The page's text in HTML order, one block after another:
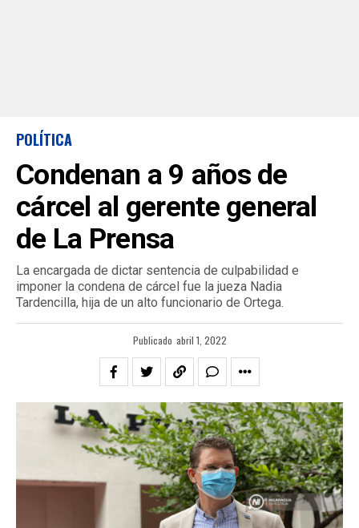
POLÍTICA
Condenan a 9 años de
cárcel al gerente general
de La Prensa
La encargada de dictar sentencia de culpabilidad e
imponer la condena de cárcel fue la jueza Nadia
Tardencilla, hija de un alto funcionario de Ortega.
Publicado abril 1, 2022